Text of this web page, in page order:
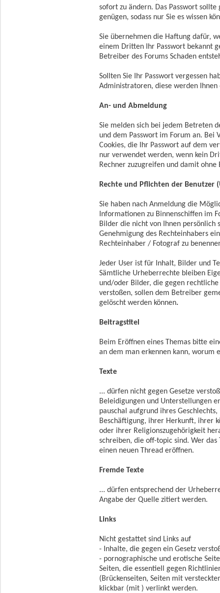
sofort zu ändern. Das Passwort sollte
genügen, sodass nur Sie es wissen
Sie übernehmen die Haftung dafür,
einem Dritten Ihr Passwort bekannt
Betreiber des Forums Schaden
Sollten Sie Ihr Passwort vergessen
Administratoren, diese werden Ihnen
An- und Abmeldung
Sie melden sich bei jedem Betreten
und dem Passwort im Forum an. Bei
Cookies, die Ihr Passwort auf dem
nur verwendet werden, wenn kein
Rechner zuzugreifen und damit
Rechte und Pflichten der Benutzer
Sie haben nach Anmeldung die
Informationen zu Binnenschiffen im
Bilder die nicht von Ihnen persönlich
Genehmigung des Rechteinhabers
Rechteinhaber / Fotograf zu
Jeder User ist für Inhalt, Bilder und
Sämtliche Urheberrechte bleiben
und/oder Bilder, die gegen
verstoßen, sollen dem Betreiber
gelöscht werden können.
Beitragstitel
Beim Eröffnen eines Themas bitte
an dem man erkennen kann, worum
Texte
... dürfen nicht gegen Gesetze
Beleidigungen und Unterstellungen
pauschal aufgrund ihres
Beschäftigung, ihrer Herkunft, ihrer
oder ihrer Religionszugehörigkeit
schreiben, die off-topic sind. Wer
einen neuen Thread eröffnen.
Fremde Texte
... dürfen entsprechend der
Angabe der Quelle zitiert werden.
Links
Nicht gestattet sind Links auf
- Inhalte, die gegen ein Gesetz
- pornographische und erotische
Seiten, die essentiell gegen
(Brückenseiten, Seiten mit
klickbar (mit ) verlinkt werden.